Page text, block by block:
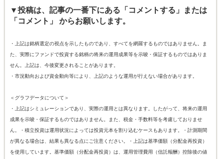
▼投稿は、記事の一番下にある「コメントする」または
「コメント」 からお願いします。
・上記は銘柄選定の視点を示したものであり、すべてを網羅するものではありません。ま
た、実際にファンドで投資する銘柄の将来の運用成果等を示唆・保証するものではありま
せん。上記は、今後変更されることがあります。
・市況動向および資金動向等により、上記のような運用が行えない場合があります。
＜グラフデータについて＞
・上記はシミュレーションであり、実際の運用とは異なります。したがって、将来の運用
成果を示唆・保証するものではありません。また、税金・手数料等を考慮しておりませ
ん。・積立投資は運用状況によっては投資元本を割り込むケースもあります。・計測期間
が異なる場合は、結果も異なる点にご注意ください。・上記は基準価額（分配金再投資）
を使用しています。基準価額（分配金再投資）は、運用管理費用（信託報酬）控除後の値